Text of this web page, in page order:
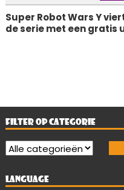
Super Robot Wars Y
de serie met een gratis
FILTER OP CATEGORIE
LANGUAGE